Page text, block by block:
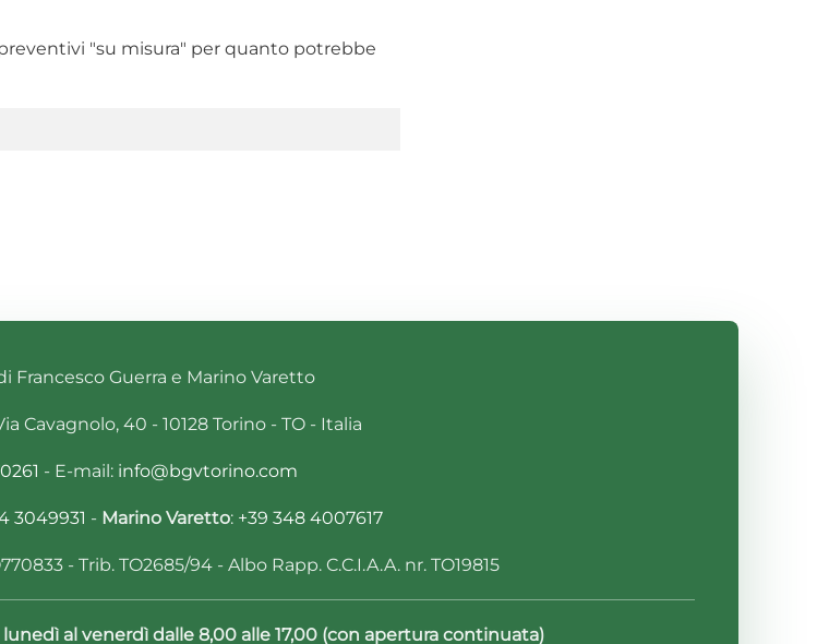
"su misura" per quanto potrebbe
Francesco Guerra e Marino Varetto
Cavagnolo, 40 - 10128 Torino - TO - Italia
- E-mail: info@bgvtorino.com
3049931 - Marino Varetto: +39 348 4007617
- Trib. TO2685/94 - Albo Rapp. C.C.I.A.A. nr. TO19815
lunedì al venerdì dalle 8,00 alle 17,00 (con apertura continuata)